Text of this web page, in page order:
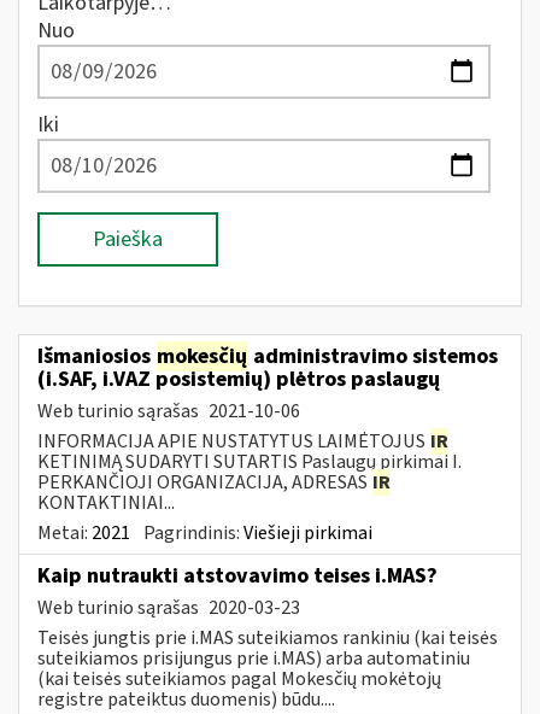
Nuo
Iki
Paieška
Išmaniosios mokesčių administravimo sistemos
(i.SAF, i.VAZ posistemių) plėtros paslaugų
Web turinio sąrašas 2021-10-06
INFORMACIJA APIE NUSTATYTUS LAIMĖTOJUS IR
KETINIMĄ SUDARYTI SUTARTIS Paslaugų pirkimai I.
PERKANČIOJI ORGANIZACIJA, ADRESAS IR
KONTAKTINIAI...
Metai: 2021 Pagrindinis:Viešieji pirkimai
Kaip nutraukti atstovavimo teises i.MAS?
Web turinio sąrašas 2020-03-23
Teisės jungtis prie i.MAS suteikiamos rankiniu (kai teisės
suteikiamos prisijungus prie i.MAS) arba automatiniu
(kai teisės suteikiamos pagal Mokesčių mokėtojų
registre pateiktus duomenis) būdu....